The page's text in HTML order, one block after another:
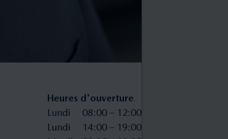
Heures d'ouverture
Lundi
08:00 – 12:00
Lundi
14:00 – 19:00